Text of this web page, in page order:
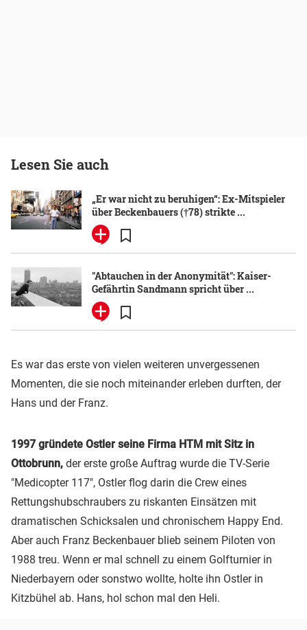
Lesen Sie auch
„Er war nicht zu beruhigen“: Ex-Mitspieler
über Beckenbauers (†78) strikte ...
"Abtauchen in der Anonymität": Kaiser-
Gefährtin Sandmann spricht über ...
Es war das erste von vielen weiteren unvergessenen
Momenten, die sie noch miteinander erleben durften, der
Hans und der Franz.
1997 gründete Ostler seine Firma HTM mit Sitz in
Ottobrunn, der erste große Auftrag wurde die TV-Serie
"Medicopter 117", Ostler flog darin die Crew eines
Rettungshubschraubers zu riskanten Einsätzen mit
dramatischen Schicksalen und chronischem Happy End.
Aber auch Franz Beckenbauer blieb seinem Piloten von
1988 treu. Wenn er mal schnell zu einem Golfturnier in
Niederbayern oder sonstwo wollte, holte ihn Ostler in
Kitzbühel ab. Hans, hol schon mal den Heli.